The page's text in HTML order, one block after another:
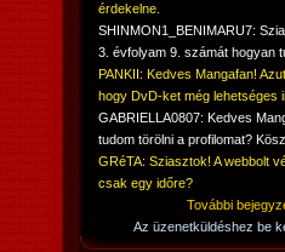
érdekelne.
SHINMON1_BENIMARU7:
3. évfolyam 9. számát hogyan
PANKII: Kedves Mangafan!
hogy DvD-ket még lehetséges
GABRIELLA0807: Kedves
tudom törölni a profilomat?
GRéTA: Sziasztok! A webbolt
csak egy időre?
További
Az üzenetküldéshez be